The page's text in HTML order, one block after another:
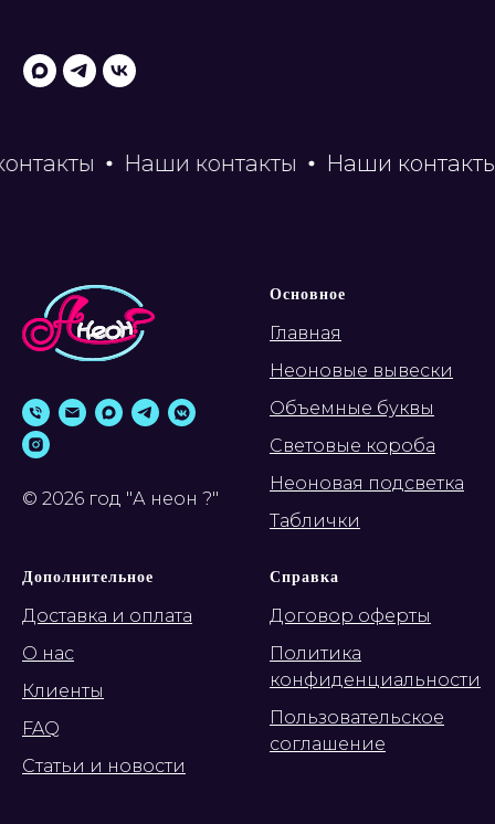
Наши контакты Наши контакты Наши
© 2026 год "А неон ?"
Основное
Главная
Неоновые вывески
Объемные буквы
Световые короба
Неоновая подсветка
Таблички
Дополнительное
Доставка и оплата
О нас
Клиенты
FAQ
Статьи и новости
Справка
Договор оферты
Политика
конфиденциальности
Пользовательское
соглашение